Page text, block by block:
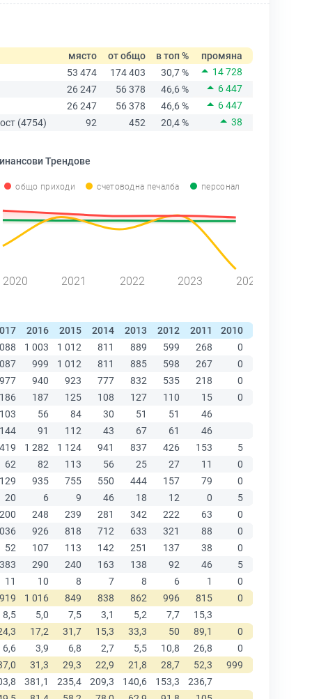
място от общо в топ %
промяна
53 474
174 403 30,7 %
14 728
26 247
56 378 46,6 %
6 447
26 247
56 378 46,6 %
6 447
(4754)
92 452 20,4 % 38
Трендове
общо приходи счетоводна печалба персонал
2020 2021 2022 2023 2024
2016 2015 2014 2013 2012 2011 2010